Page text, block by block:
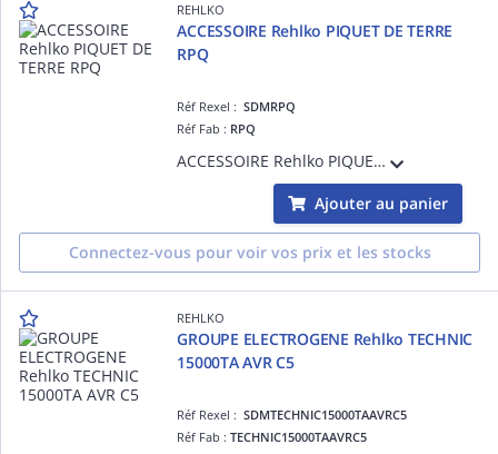
REHLKO
ACCESSOIRE Rehlko PIQUET DE TERRE
RPQ
Réf Rexel :SDMRPQ
Réf Fab : RPQ
ACCESSOIRE Rehlko PIQUET DE TERRE RPQ
Ajouter au panier
Connectez-vous pour voir vos prix et les stocks
REHLKO
GROUPE ELECTROGENE Rehlko TECHNIC
15000TA AVR C5
Réf Rexel :SDMTECHNIC15000TAAVRC5
Réf Fab :TECHNIC15000TAAVRC5